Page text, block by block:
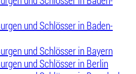
und Schlösser in Baden-
und Schlösser in Bayern
und Schlösser in Berlin